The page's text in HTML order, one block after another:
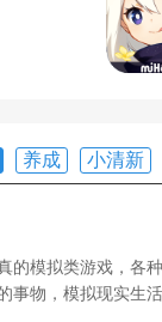
养成 小清新
的模拟类游戏，各
事物，模拟现实生